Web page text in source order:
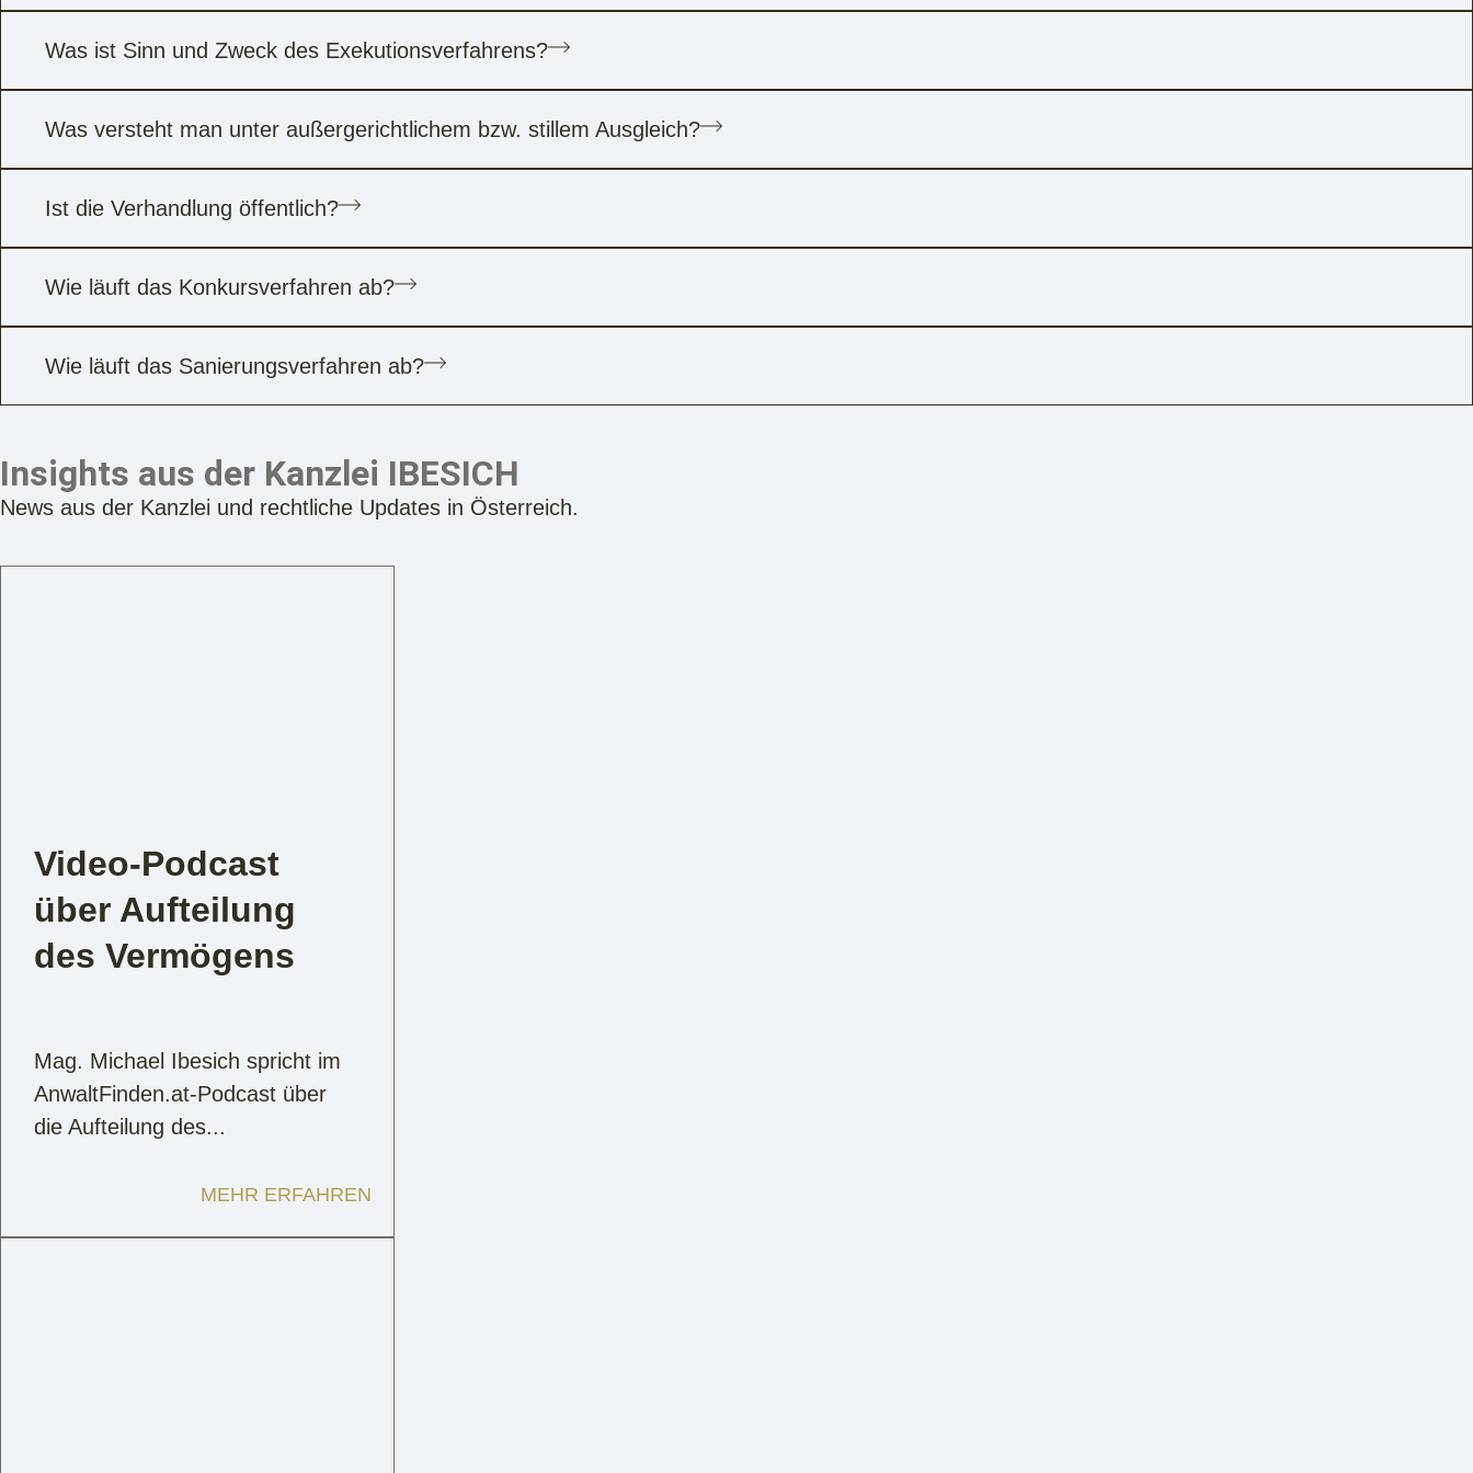
Was ist Sinn und Zweck des Exekutionsverfahrens?
Was versteht man unter außergerichtlichem bzw. stillem Ausgleich?
Ist die Verhandlung öffentlich?
Wie läuft das Konkursverfahren ab?
Wie läuft das Sanierungsverfahren ab?
Insights aus der Kanzlei IBESICH
News aus der Kanzlei und rechtliche Updates in Österreich.
Video-Podcast
über Aufteilung
des Vermögens
Mag. Michael Ibesich spricht im
AnwaltFinden.at-Podcast über
die Aufteilung des...
MEHR ERFAHREN